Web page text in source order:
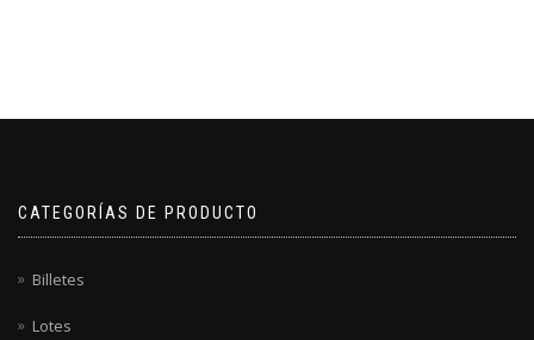
CATEGORÍAS DE PRODUCTO
Billetes
Lotes